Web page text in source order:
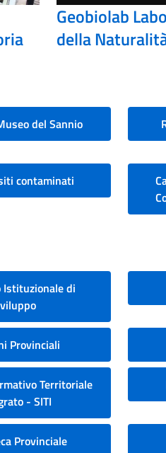
Geobiolab
della
del Sannio
contaminati
di
Provinciali
Territoriale
- SITI
Provinciale